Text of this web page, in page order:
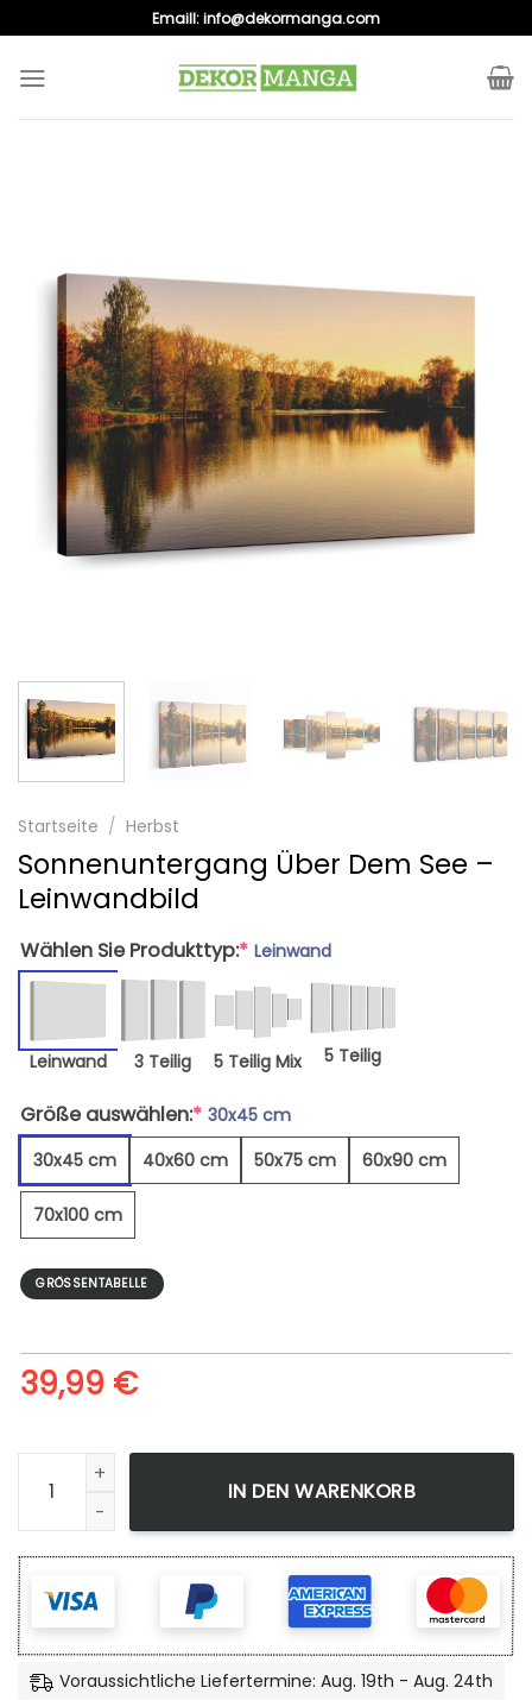
to
content
Emaill:info@dekormanga.com
Startseite / Herbst
Sonnenuntergang Über Dem See –
Leinwandbild
Wählen Sie Produkttyp:* Leinwand
Leinwand 3 Teilig 5 Teilig Mix 5 Teilig
Größe auswählen:* 30x45 cm
30x45 cm
40x60 cm 50x75 cm 60x90 cm
70x100 cm
GRÖSSENTABELLE
39,99 €
Sonnenuntergang Über Dem See - Leinwandbild Menge
IN DEN WARENKORB
Voraussichtliche Liefertermine: Aug. 19th - Aug. 24th